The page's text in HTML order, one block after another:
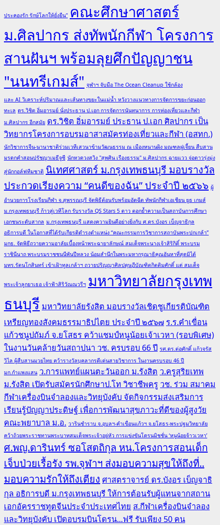
ประคองรัก รักษ์โลกให้ยั่งยืน" คณะศึกษาศาสตร์
ม.ศิลปากร ส่งทัพนักกีฬา โครงการ
สานฝันฯ พร้อมลุยศึกปัญญาชน
"นนทรีเกมส์" จุฬาฯ จับมือ The Ocean Cleanup ใช้กล้อง
และ AI วิเคราะห์ปริมาณและเส้นทางขยะในแม่น้ำ หวังวางแนวทางการจัดการขยะก่อนออก
ทะเล ดร.วิชิต อิ่มอารมย์ นั่งประธาน ป.เอก การจัดการนันทนาการ การท่องเที่ยวและกีฬา
ม.ศิลปากร อีกสมัย ดร.วิชิต อิ่มอารมย์ ประธาน ป.เอก ศิลปากร เป็น
วิทยากรโครงการอบรมอาสาสมัครท่องเที่ยวและกีฬา (อสทก.)
นักวิชาการจีน-นานาชาติร่วมเวทีเสวนาข้ามวัฒนธรรม ณ เมืองหนานผิง มณฑลฝูเจี้ยน สืบสาน
มรดกคำสอนปรัชญาเมธีจูซี นักหวดวงสวิง "สุพศิน เรืองธรรม" ม.ศิลปากร ฉายแวว จ่อดาวรุ่งมุ่ง
สู่นักกอล์ฟทีมชาติ นิเทศศาสตร์ ม.กรุงเทพธนบุรี มอบรางวัล
ประกวดเรียงความ “คนดีของฉัน” ประจำปี ๒๕๖๖ ผู้
อำนวยการโรงเรียนกีฬา จ.สุพรรณบุรี จัดพิธีต้อนรับพร้อมอัดฉีด ทัพนักกีฬาเอเชียน ยูธ เกมส์
ม.กรุงเทพธนบุรี ก้าวสู่เวทีโลก รับรางวัล QS Stars 5 ดาว ตอกย้ำความเป็นสถาบันการศึกษา
เอกชนระดับสากล ม.กรุงเทพธนบุรี แสดงความยินดีอย่างยิ่งกับ ศ.ดร.บังอร เบ็ญจาธิกุล
อธิการบดี ในโอกาสที่ได้รับเกียรติดำรงตำแหน่ง “คณะกรรมการวิชาการสถาบันพระปกเกล้า”
มกธ. จัดพิธีถวายความอาลัยเบื้องหน้าพระฉายาลักษณ์ สมเด็จพระนางเจ้าสิริกิติ์ พระบรม
ราชินีนาถ พระบรมราชชนนีพันปีหลวง น้อมสำนึกในพระมหากรุณาธิคุณอันหาที่สุดมิได้
มทร.รัตนโกสินทร์ เข้าเฝ้าทูลเกล้าฯ ถวายปริญญาศิลปดุษฎีบัณฑิตกิตติมศักดิ์ แด่ สมเด็จ
พระเจ้าลูกยาเธอ เจ้าฟ้าสิริวัณณวรีฯ มหาวิทยาลัยกรุงเทพ
ธนบุรี มหาวิทยาลัยรังสิต มอบรางวัลเชิดชูเกียรติบัณฑิต
เหรียญทองสังคมธรรมาธิปไตย ประจำปี ๒๕๖๗ ร.ร.คำเขื่อน
แก้วชนูปถัมภ์ จ.ยโสธร คว้าแชมป์หนูน้อยเจ้าเวหา (รอบพิเศษ)
ในงานวันคล้ายวันสถาปนา วช. ครบรอบ 66 ปี รศ.ดร.ต่อศักดิ์ แก้วจรัส
วิไล ผู้สืบสานมวยไทย คว้ารางวัลบุคลากรดีเด่นสายวิชาการ ในงานครบรอบ 46 ปี
มก.กำแพงแสน ว.การแพทย์แผนตะวันออก ม.รังสิต ว.ครูสุริยเทพ
ม.รังสิต เปิดรับสมัครนักศึกษาป.โท วิชาชีพครู วช. ร่วม สมาคม
กีฬาเครื่องบินจำลองและวิทยุบังคับ จัดกิจกรรมส่งเสริมการ
เรียนรู้ปัญญาประดิษฐ์ เพื่อการพัฒนาสุขภาวะที่ดีของผู้สูงวัย
คณะพยาบาล ม.อ. วารินชำราบ จ.อุบลฯ-คำเขื่อนแก้วฯ จ.ยโสธร-พระปฐมวิทยาลัย
คว้าถ้วยพระราชทานพระบาทสมเด็จพระเจ้าอยู่หัว การแข่งขันโดรนมิชชั่น ‘หนูน้อยจ้าวเวหา’
ศ.พญ.ดารินทร์ ซอโสตถิกุล หน.โครงการสอนเด็ก
เจ็บป่วยเรื้อรัง รพ.จุฬาฯ ส่งมอบความสุขให้ถึงที่..
มอบความรักให้ถึงเตียง ศาสตราจารย์ ดร.บังอร เบ็ญจาธิ
กุล อธิการบดี ม.กรุงเทพธนบุรี ให้การต้อนรับผู้แทนจากสถาน
เอกอัครราชทูตจีนประจำประเทศไทย ส.กีฬาเครื่องบินจำลอง
และวิทยุบังคับ เปิดอบรมบินโดรน...ฟรี รับเพียง 50 คน